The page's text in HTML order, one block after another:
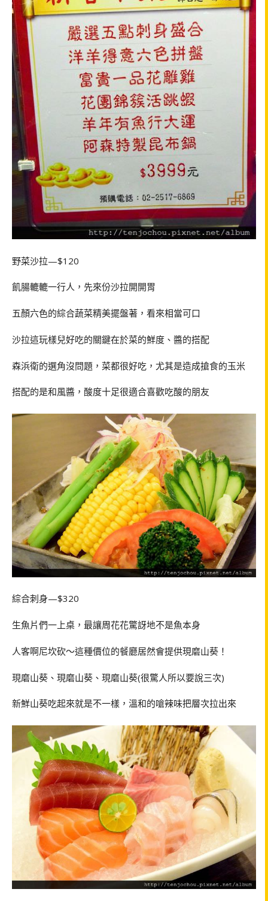
野菜沙拉—$120
飢腸轆轆一行人，先來份沙拉開開胃
五顏六色的綜合蔬菜精美擺盤著，看來相當可口
沙拉這玩樣兒好吃的關鍵在於菜的鮮度、醬的搭配
森浜衛的選角沒問題，菜都很好吃，尤其是造成搶食的玉米
搭配的是和風醬，酸度十足很適合喜歡吃酸的朋友
綜合刺身—$320
生魚片們一上桌，最讓周花花驚訝地不是魚本身
人客啊尼坎砍～這種價位的餐廳居然會提供現磨山葵！
現磨山葵、現磨山葵、現磨山葵(很驚人所以要說三次)
新鮮山葵吃起來就是不一樣，溫和的嗆辣味把層次拉出來